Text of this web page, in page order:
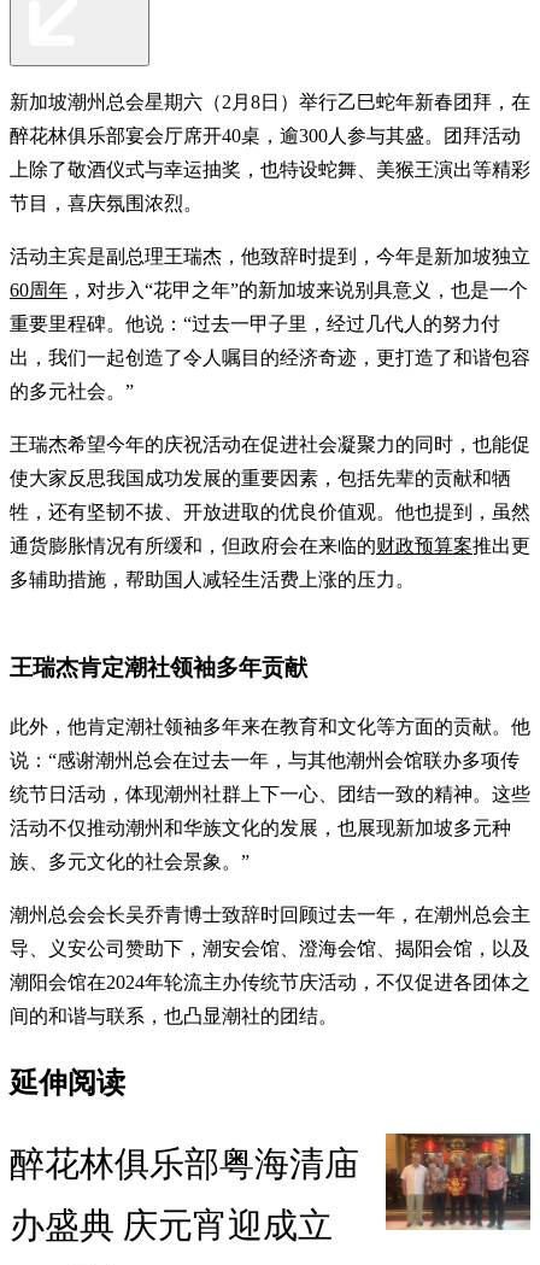
新加坡潮州总会星期六（2月8日）举行乙巳蛇年新春团拜，在
醉花林俱乐部宴会厅席开40桌，逾300人参与其盛。团拜活动
上除了敬酒仪式与幸运抽奖，也特设蛇舞、美猴王演出等精彩
节目，喜庆氛围浓烈。
活动主宾是副总理王瑞杰，他致辞时提到，今年是新加坡独立
60周年 ，对步入“花甲之年”的新加坡来说别具意义，也是一个
重要里程碑。他说：“过去一甲子里，经过几代人的努力付
出，我们一起创造了令人嘱目的经济奇迹，更打造了和谐包容
的多元社会。”
王瑞杰希望今年的庆祝活动在促进社会凝聚力的同时，也能促
使大家反思我国成功发展的重要因素，包括先辈的贡献和牺
牲，还有坚韧不拔、开放进取的优良价值观。他也提到，虽然
通货膨胀情况有所缓和，但政府会在来临的财政预算案推出更
多辅助措施，帮助国人减轻生活费上涨的压力。
王瑞杰肯定潮社领袖多年贡献
此外，他肯定潮社领袖多年来在教育和文化等方面的贡献。他
说：“感谢潮州总会在过去一年，与其他潮州会馆联办多项传
统节日活动，体现潮州社群上下一心、团结一致的精神。这些
活动不仅推动潮州和华族文化的发展，也展现新加坡多元种
族、多元文化的社会景象。”
潮州总会会长吴乔青博士致辞时回顾过去一年，在潮州总会主
导、义安公司赞助下，潮安会馆、澄海会馆、揭阳会馆，以及
潮阳会馆在2024年轮流主办传统节庆活动，不仅促进各团体之
间的和谐与联系，也凸显潮社的团结。
延伸阅读
醉花林俱乐部粤海清庙
办盛典 庆元宵迎成立